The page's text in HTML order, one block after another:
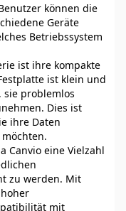
können die
Geräte
Betriebssystem
ist ihre kompakte
ist klein und
sie problemlos
Dies ist
ihre Daten
Canvio eine Vielzahl
zu werden. Mit
mit